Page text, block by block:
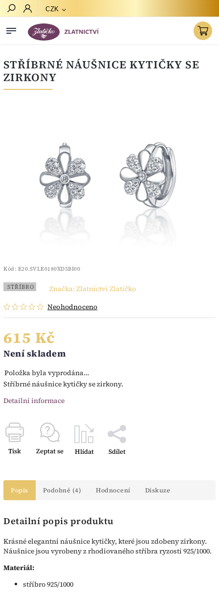
CZK
STŘÍBRNÉ NÁUŠNICE KYTIČKY SE
ZIRKONY
Kód: E20.SVLE0180XD5BI00
STŘÍBRO
Neohodnoceno
Značka: Zlatnictví Zlatíčko
615 Kč
Není skladem
Položka byla vyprodána…
Stříbrné náušnice kytičky se zirkony.
Detailní informace
Tisk Zeptat se Hlídat Sdílet
Popis Podobné (4) Hodnocení Diskuze
Detailní popis produktu
Krásné elegantní náušnice kytičky, které jsou zdobeny zirkony.
Náušnice jsou vyrobeny z rhodiovaného stříbra ryzosti 925/1000.
Materiál:
stříbro 925/1000